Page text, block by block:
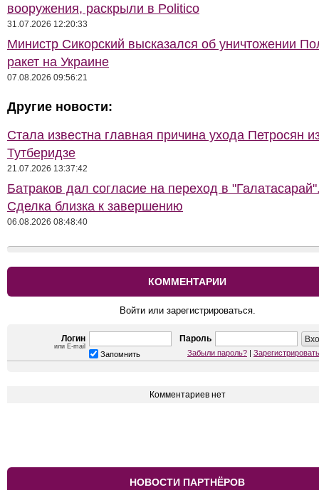
вооружения, раскрыли в Politico
31.07.2026 12:20:33
Министр Сикорский высказался об уничтожении
ракет на Украине
07.08.2026 09:56:21
Другие новости:
Стала известна главная причина ухода Петросян
Тутберидзе
21.07.2026 13:37:42
Батраков дал согласие на переход в
Сделка близка к завершению
06.08.2026 08:48:40
КОММЕНТАРИИ
Войти или зарегистрироваться.
Логин
или E-mail
Пароль
Запомнить Забыли пароль? |
Комментариев нет
НОВОСТИ ПАРТНЁРОВ